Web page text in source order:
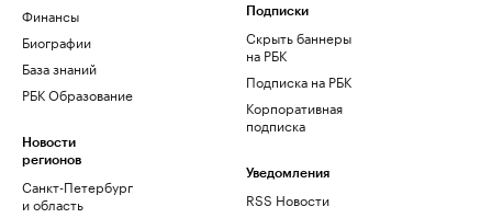
Финансы
Биографии
База знаний
РБК Образование
Новости
регионов
Санкт-Петербург
и область
Подписки
Скрыть баннеры
на РБК
Подписка на РБК
Корпоративная
подписка
Уведомления
RSS Новости